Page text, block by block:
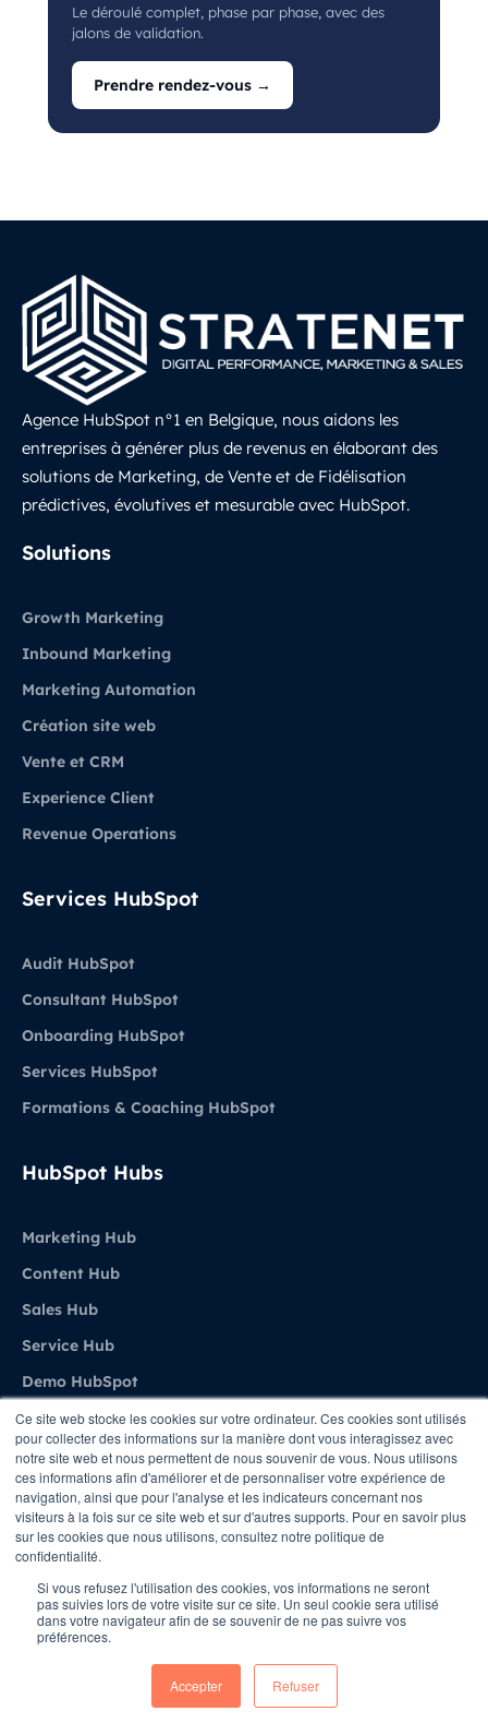
Ce site web stocke les cookies sur votre ordinateur. Ces cookies sont utilisés
pour collecter des informations sur la manière dont vous interagissez avec
notre site web et nous permettent de nous souvenir de vous. Nous utilisons
ces informations afin d'améliorer et de personnaliser votre expérience de
navigation, ainsi que pour l'analyse et les indicateurs concernant nos
visiteurs à la fois sur ce site web et sur d'autres supports. Pour en savoir plus
sur les cookies que nous utilisons, consultez notre politique de
confidentialité.
Si vous refusez l'utilisation des cookies, vos informations ne seront
pas suivies lors de votre visite sur ce site. Un seul cookie sera utilisé
dans votre navigateur afin de se souvenir de ne pas suivre vos
préférences.
Accepter Refuser
Le déroulé complet, phase par phase, avec des
jalons de validation.
Prendre rendez-vous →
Agence HubSpot n°1 en Belgique, nous aidons les
entreprises à générer plus de revenus en élaborant des
solutions de Marketing, de Vente et de Fidélisation
prédictives, évolutives et mesurable avec HubSpot.
Solutions
Growth Marketing
Inbound Marketing
Marketing Automation
Création site web
Vente et CRM
Experience Client
Revenue Operations
Services HubSpot
Audit HubSpot
Consultant HubSpot
Onboarding HubSpot
Services HubSpot
Formations & Coaching HubSpot
HubSpot Hubs
Marketing Hub
Content Hub
Sales Hub
Service Hub
Demo HubSpot
Agence
A propos de Stratenet
Stratenet X HubSpot
Nous Contacter
Copyright © STRATENET - All rights Reserved
Privacy Policy